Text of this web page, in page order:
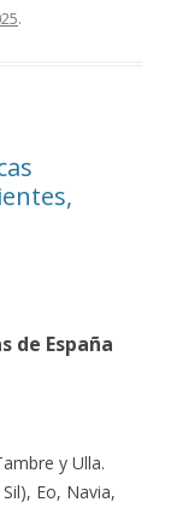
.
de España
y Ulla.
Eo, Navia,